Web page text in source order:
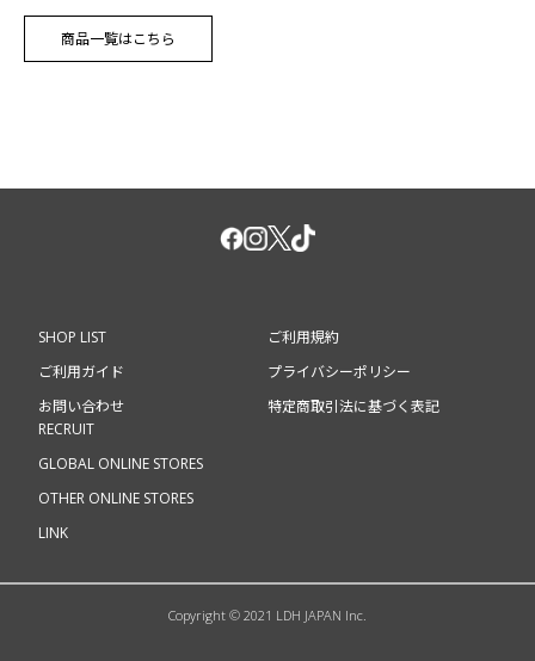
商品一覧はこちら
SHOP LIST
ご利用ガイド
お問い合わせ
ご利用規約
プライバシーポリシー
特定商取引法に基づく表記
RECRUIT
GLOBAL ONLINE STORES
OTHER ONLINE STORES
LINK
Copyright © 2021 LDH JAPAN Inc.